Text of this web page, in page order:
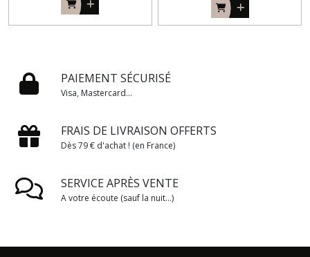
PAIEMENT SÉCURISÉ
Visa, Mastercard...
FRAIS DE LIVRAISON OFFERTS
Dès 79 € d'achat ! (en France)
SERVICE APRÈS VENTE
A votre écoute (sauf la nuit...)